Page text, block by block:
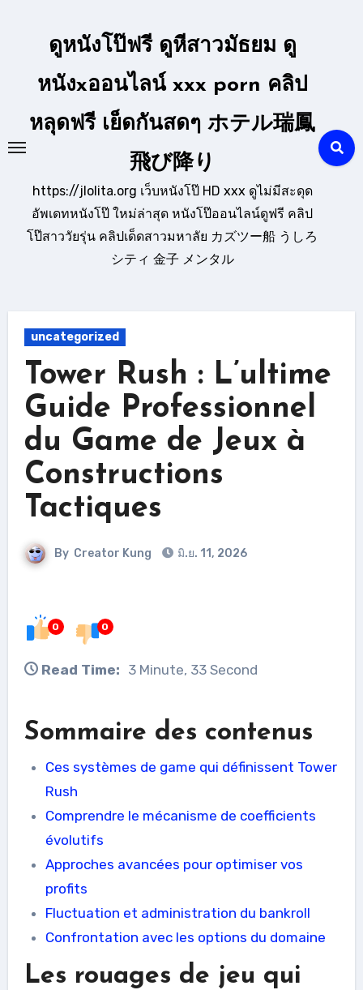
ดูหนังโป๊ฟรี ดูหีสาวมัธยม ดู
หนังxออนไลน์ xxx porn คลิป
หลุดฟรี เย็ดกันสดๆ ホテル瑞鳳
飛び降り
https://jlolita.org เว็บหนังโป๊ HD xxx ดูไม่มีสะดุด
อัพเดทหนังโป๊ ใหม่ล่าสุด หนังโป๊ออนไลน์ดูฟรี คลิป
โป๊สาววัยรุ่น คลิปเด็ดสาวมหาลัย カズツー船 うしろ
シティ 金子 メンタル
uncategorized
Tower Rush : L’ultime
Guide Professionnel
du Game de Jeux à
Constructions
Tactiques
By Creator Kung มิ.ย. 11, 2026
0 0
Read Time: 3 Minute, 33 Second
Sommaire des contenus
Ces systèmes de game qui définissent Tower
Rush
Comprendre le mécanisme de coefficients
évolutifs
Approches avancées pour optimiser vos
profits
Fluctuation et administration du bankroll
Confrontation avec les options du domaine
Les rouages de jeu qui